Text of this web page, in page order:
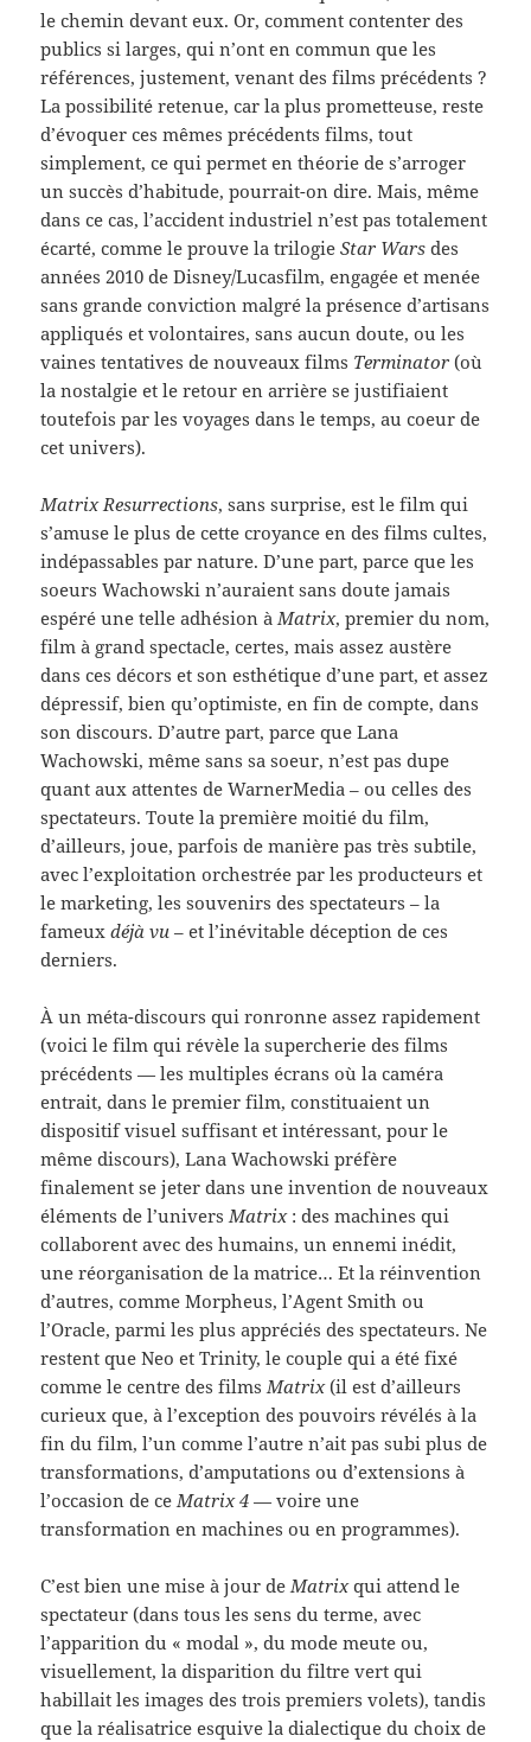
le chemin devant eux. Or, comment contenter des
publics si larges, qui n’ont en commun que les
références, justement, venant des films précédents ?
La possibilité retenue, car la plus prometteuse, reste
d’évoquer ces mêmes précédents films, tout
simplement, ce qui permet en théorie de s’arroger
un succès d’habitude, pourrait-on dire. Mais, même
dans ce cas, l’accident industriel n’est pas totalement
écarté, comme le prouve la trilogieStar Wars des
années 2010 de Disney/Lucasfilm, engagée et menée
sans grande conviction malgré la présence d’artisans
appliqués et volontaires, sans aucun doute, ou les
vaines tentatives de nouveaux films Terminator (où
la nostalgie et le retour en arrière se justifiaient
toutefois par les voyages dans le temps, au coeur de
cet univers).
Matrix Resurrections, sans surprise, est le film qui
s’amuse le plus de cette croyance en des films cultes,
indépassables par nature. D’une part, parce que les
soeurs Wachowski n’auraient sans doute jamais
espéré une telle adhésion àMatrix, premier du nom,
film à grand spectacle, certes, mais assez austère
dans ces décors et son esthétique d’une part, et assez
dépressif, bien qu’optimiste, en fin de compte, dans
son discours. D’autre part, parce que Lana
Wachowski, même sans sa soeur, n’est pas dupe
quant aux attentes de WarnerMedia – ou celles des
spectateurs. Toute la première moitié du film,
d’ailleurs, joue, parfois de manière pas très subtile,
avec l’exploitation orchestrée par les producteurs et
le marketing, les souvenirs des spectateurs – la
fameuxdéjà vu – et l’inévitable déception de ces
derniers.
À un méta-discours qui ronronne assez rapidement
(voici le film qui révèle la supercherie des films
précédents — les multiples écrans où la caméra
entrait, dans le premier film, constituaient un
dispositif visuel suffisant et intéressant, pour le
même discours), Lana Wachowski préfère
finalement se jeter dans une invention de nouveaux
éléments de l’universMatrix: des machines qui
collaborent avec des humains, un ennemi inédit,
une réorganisation de la matrice… Et la réinvention
d’autres, comme Morpheus, l’Agent Smith ou
l’Oracle, parmi les plus appréciés des spectateurs. Ne
restent que Neo et Trinity, le couple qui a été fixé
comme le centre des filmsMatrix(il est d’ailleurs
curieux que, à l’exception des pouvoirs révélés à la
fin du film, l’un comme l’autre n’ait pas subi plus de
transformations, d’amputations ou d’extensions à
l’occasion de ceMatrix 4 — voire une
transformation en machines ou en programmes).
C’est bien une mise à jour deMatrixqui attend le
spectateur (dans tous les sens du terme, avec
l’apparition du « modal », du mode meute ou,
visuellement, la disparition du filtre vert qui
habillait les images des trois premiers volets), tandis
que la réalisatrice esquive la dialectique du choix de